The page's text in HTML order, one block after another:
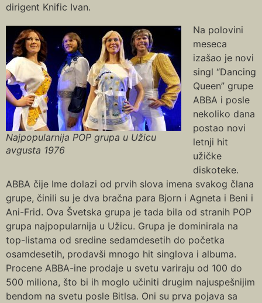
dirigent Knific Ivan.
Najpopularnija POP grupa u Užicu
avgusta 1976
Na polovini
meseca
izašao je novi
singl “Dancing
Queen” grupe
ABBA i posle
nekoliko dana
postao novi
letnji hit
užičke
diskoteke.
ABBA čije Ime dolazi od prvih slova imena svakog člana
grupe, činili su je dva bračna para Bjorn i Agneta i Beni i
Ani-Frid. Ova Švetska grupa je tada bila od stranih POP
grupa najpopularnija u Užicu. Grupa je dominirala na
top-listama od sredine sedamdesetih do početka
osamdesetih, prodavši mnogo hit singlova i albuma.
Procene ABBA-ine prodaje u svetu variraju od 100 do
500 miliona, što bi ih moglo učiniti drugim najuspešnijim
bendom na svetu posle Bitlsa. Oni su prva pojava sa